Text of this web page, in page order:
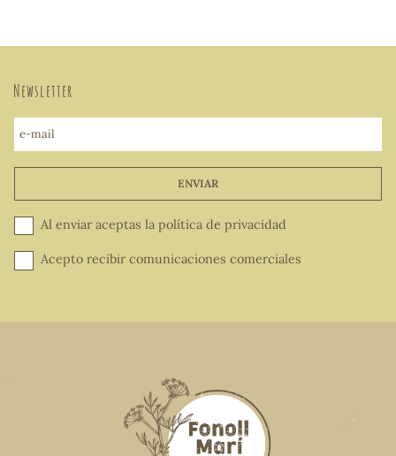
Newsletter
e-mail
ENVIAR
Al enviar aceptas la política de privacidad
Acepto recibir comunicaciones comerciales